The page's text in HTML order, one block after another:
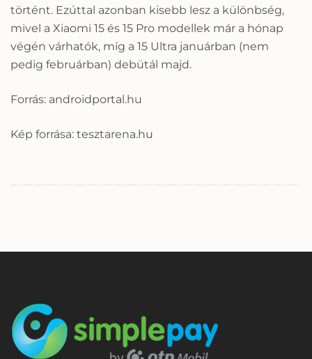
történt. Ezúttal azonban kisebb lesz a különbség,
mivel a Xiaomi 15 és 15 Pro modellek már a hónap
végén várhatók, míg a 15 Ultra januárban (nem
pedig februárban) debütál majd.
Forrás: androidportal.hu
Kép forrása: tesztarena.hu